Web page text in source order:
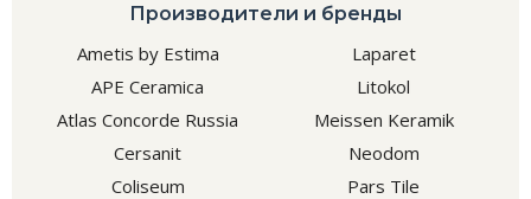
Производители и бренды
Ametis by Estima
APE Ceramica
Atlas Concorde Russia
Cersanit
Coliseum
Laparet
Litokol
Meissen Keramik
Neodom
Pars Tile